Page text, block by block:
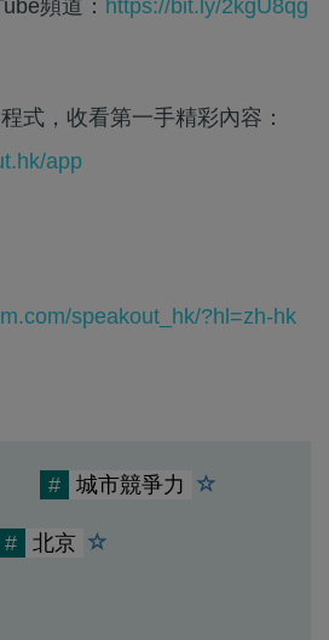
頻道： https://bit.ly/2kgU8qg
式，收看第一手精彩內容：
app
speakout_hk/?hl=zh-hk
# 城市競爭力
# 北京